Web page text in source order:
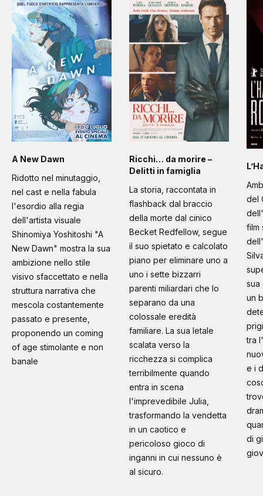
A New Dawn
Ridotto nel minutaggio,
nel cast e nella fabula
l'esordio alla regia
dell'artista visuale
Shinomiya Yoshitoshi "A
New Dawn" mostra la sua
ambizione nello stile
visivo sfaccettato e nella
struttura narrativa che
mescola costantemente
passato e presente,
proponendo un coming
of age stimolante e non
banale
Ricchi… da morire –
Delitti in famiglia
La storia, raccontata in
flashback dal braccio
della morte dal cinico
Becket Redfellow, segue
il suo spietato e calcolato
piano per eliminare uno a
uno i sette bizzarri
parenti miliardari che lo
separano da una
colossale eredità
familiare. La sua letale
scalata verso la
ricchezza si complica
terribilmente quando
entra in scena
l'imprevedibile Julia,
trasformando la vendetta
in un caotico e
pericoloso gioco di
inganni in cui nessuno è
al sicuro.
del
film
sua
un
tra
e i
di